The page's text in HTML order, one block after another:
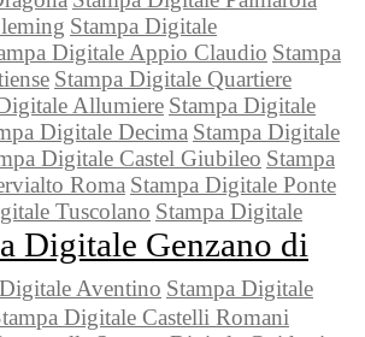
Stampa Digitale
Digitale Appio Claudio Stampa
Stampa Digitale Quartiere
Allumiere Stampa Digitale
Digitale Decima Stampa Digitale
Digitale Castel Giubileo Stampa
Roma Stampa Digitale Ponte
Tuscolano Stampa Digitale
Digitale Genzano di
Aventino Stampa Digitale
Digitale Castelli Romani